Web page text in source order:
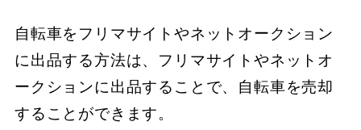
自転車をフリマサイトやネットオークション
に出品する方法は、​​​フリマサイトやネットオ
ークションに出品することで、​​​自転車を売却
することができます。